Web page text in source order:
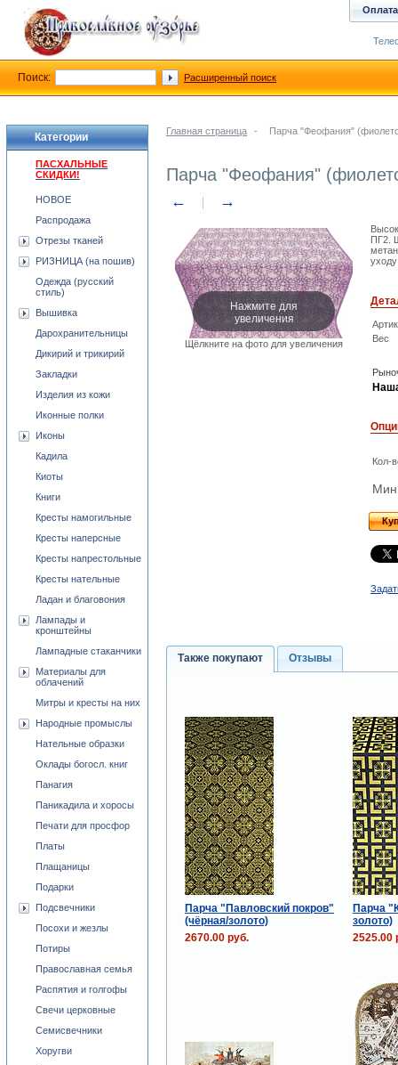
Главная страница - Парча "Феофания"
Парча "Феофания"
← →
Нажмите для
увеличения
Щёлкните на фото для увеличения
ПГ2.
Вес
Кол-
Также покупают Отзывы
Парча "Павловский покров"
(чёрная/золото)
Парча
золото)
2670.00 руб.
2525.00
Категории
ПАСХАЛЬНЫЕ
СКИДКИ!
НОВОЕ
Распродажа
Отрезы тканей
РИЗНИЦА (на пошив)
Одежда (русский
стиль)
Вышивка
Дарохранительницы
Дикирий и трикирий
Закладки
Изделия из кожи
Иконные полки
Иконы
Кадила
Киоты
Книги
Кресты намогильные
Кресты наперсные
Кресты напрестольные
Кресты нательные
Ладан и благовония
Лампады и
кронштейны
Лампадные стаканчики
Материалы для
облачений
Митры и кресты на них
Народные промыслы
Нательные образки
Оклады богосл. книг
Панагия
Паникадила и хоросы
Печати для просфор
Платы
Плащаницы
Подарки
Подсвечники
Посохи и жезлы
Потиры
Православная семья
Распятия и голгофы
Свечи церковные
Семисвечники
Хоругви
Оплата
Поиск: Расширенный поиск